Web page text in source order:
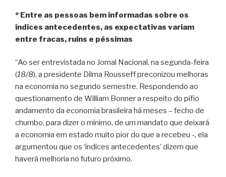
* Entre as pessoas bem informadas sobre os
índices antecedentes, as expectativas variam
entre fracas, ruins e péssimas
“Ao ser entrevistada no Jornal Nacional, na segunda-feira
(18/8), a presidente Dilma Rousseff preconizou melhoras
na economia no segundo semestre. Respondendo ao
questionamento de William Bonner a respeito do pífio
andamento da economia brasileira há meses – fecho de
chumbo, para dizer o mínimo, de um mandato que deixará
a economia em estado muito pior do que a recebeu -, ela
argumentou que os ‘índices antecedentes’ dizem que
haverá melhoria no futuro próximo.